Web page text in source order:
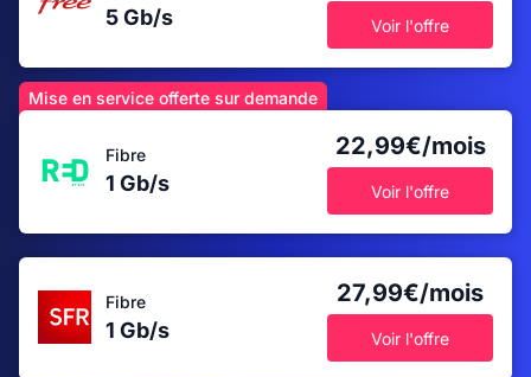
5 Gb/s Voir l'offre
Mise en service offerte sur demande
Fibre
1 Gb/s
22,99€/mois
Voir l'offre
Fibre
1 Gb/s
27,99€/mois
Voir l'offre